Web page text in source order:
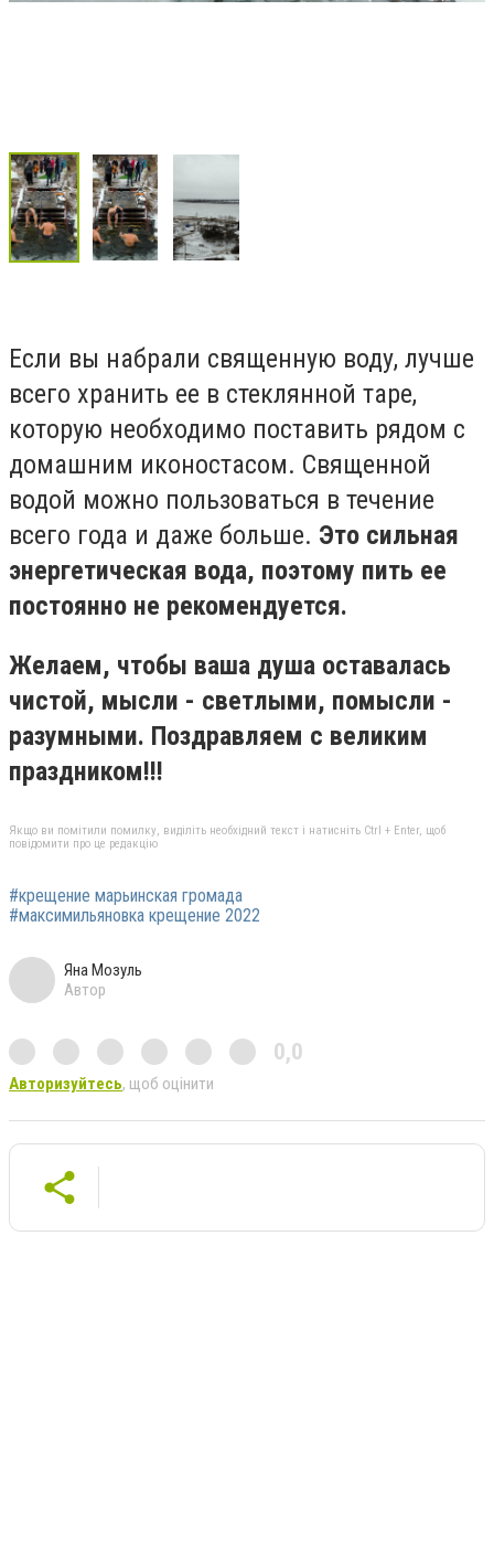
Если вы набрали священную воду, лучше
всего хранить ее в стеклянной таре,
которую необходимо поставить рядом с
домашним иконостасом. Священной
водой можно пользоваться в течение
всего года и даже больше. Это сильная
энергетическая вода, поэтому пить ее
постоянно не рекомендуется.
Желаем, чтобы ваша душа оставалась
чистой, мысли - светлыми, помысли -
разумными. Поздравляем с великим
праздником!!!
Якщо ви помітили помилку, виділіть необхідний текст і натисніть Ctrl + Enter, щоб
повідомити про це редакцію
#крещение марьинская громада
#максимильяновка крещение 2022
Яна Мозуль
Автор
0,0
Авторизуйтесь, щоб оцінити